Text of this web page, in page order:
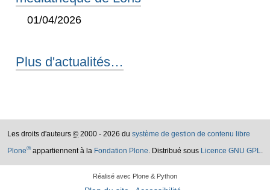
01/04/2026
Plus d'actualités…
Les droits d'auteurs © 2000 - 2026 du système de gestion de contenu libre
Plone®appartiennent à la Fondation Plone. Distribué sous Licence GNU GPL.
Réalisé avec Plone & Python